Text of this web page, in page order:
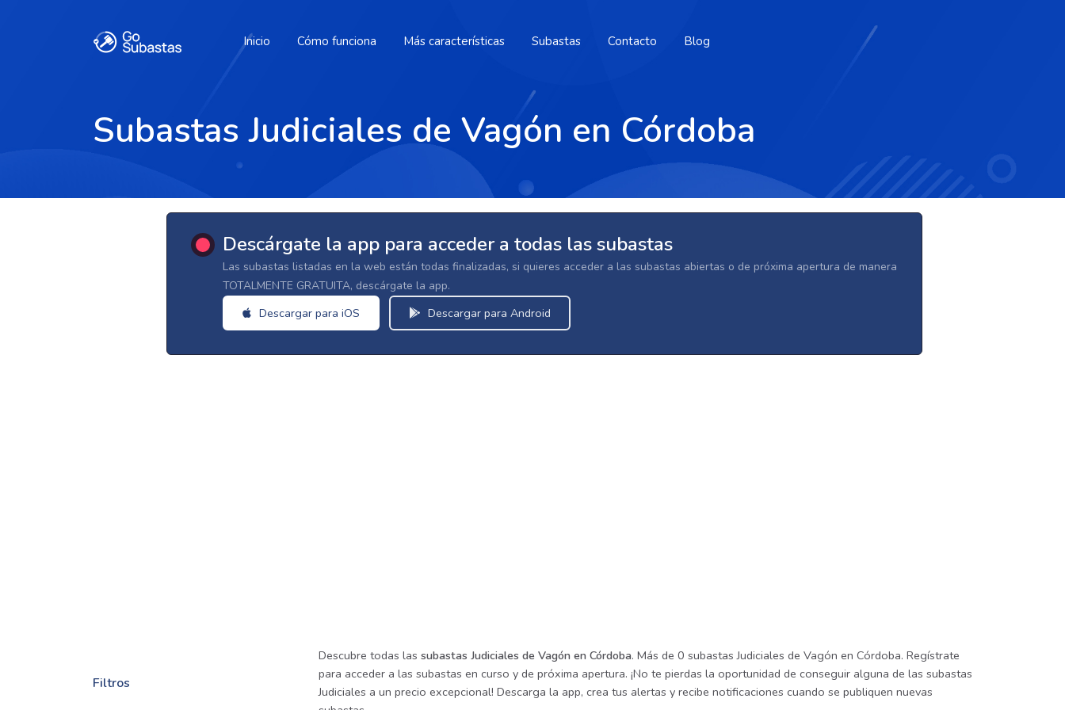
Inicio Cómo funciona Más características Subastas Contacto Blog
Subastas Judiciales de Vagón en Córdoba
Descárgate la app para acceder a todas las subastas
Las subastas listadas en la web están todas finalizadas, si quieres acceder a las subastas abiertas o de próxima apertura de manera
TOTALMENTE GRATUITA, descárgate la app.
Descargar para iOS Descargar para Android
Filtros
Descubre todas las subastas Judiciales de Vagón en Córdoba. Más de 0 subastas Judiciales de Vagón en Córdoba. Regístrate
para acceder a las subastas en curso y de próxima apertura. ¡No te pierdas la oportunidad de conseguir alguna de las subastas
Judiciales a un precio excepcional! Descarga la app, crea tus alertas y recibe notificaciones cuando se publiquen nuevas